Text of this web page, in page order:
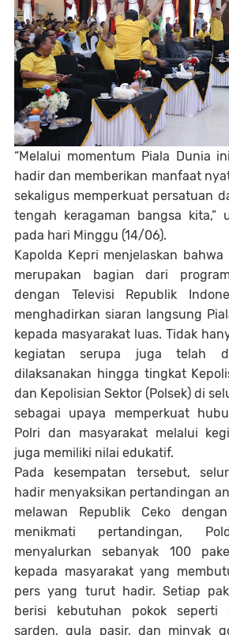
“Melalui momentum Piala Dunia
hadir dan memberikan manfaat
sekaligus memperkuat persatuan
tengah keragaman bangsa kita,”
pada hari Minggu (14/06).
Kapolda Kepri menjelaskan
merupakan bagian dari
dengan Televisi Republik
menghadirkan siaran langsung
kepada masyarakat luas. Tidak
kegiatan serupa juga telah
dilaksanakan hingga tingkat
dan Kepolisian Sektor (Polsek) di
sebagai upaya memperkuat
Polri dan masyarakat melalui
juga memiliki nilai edukatif.
Pada kesempatan tersebut,
hadir menyaksikan pertandingan
melawan Republik Ceko
menikmati pertandingan,
menyalurkan sebanyak 100
kepada masyarakat yang
pers yang turut hadir. Setiap
berisi kebutuhan pokok seperti
sarden, gula pasir, dan minyak